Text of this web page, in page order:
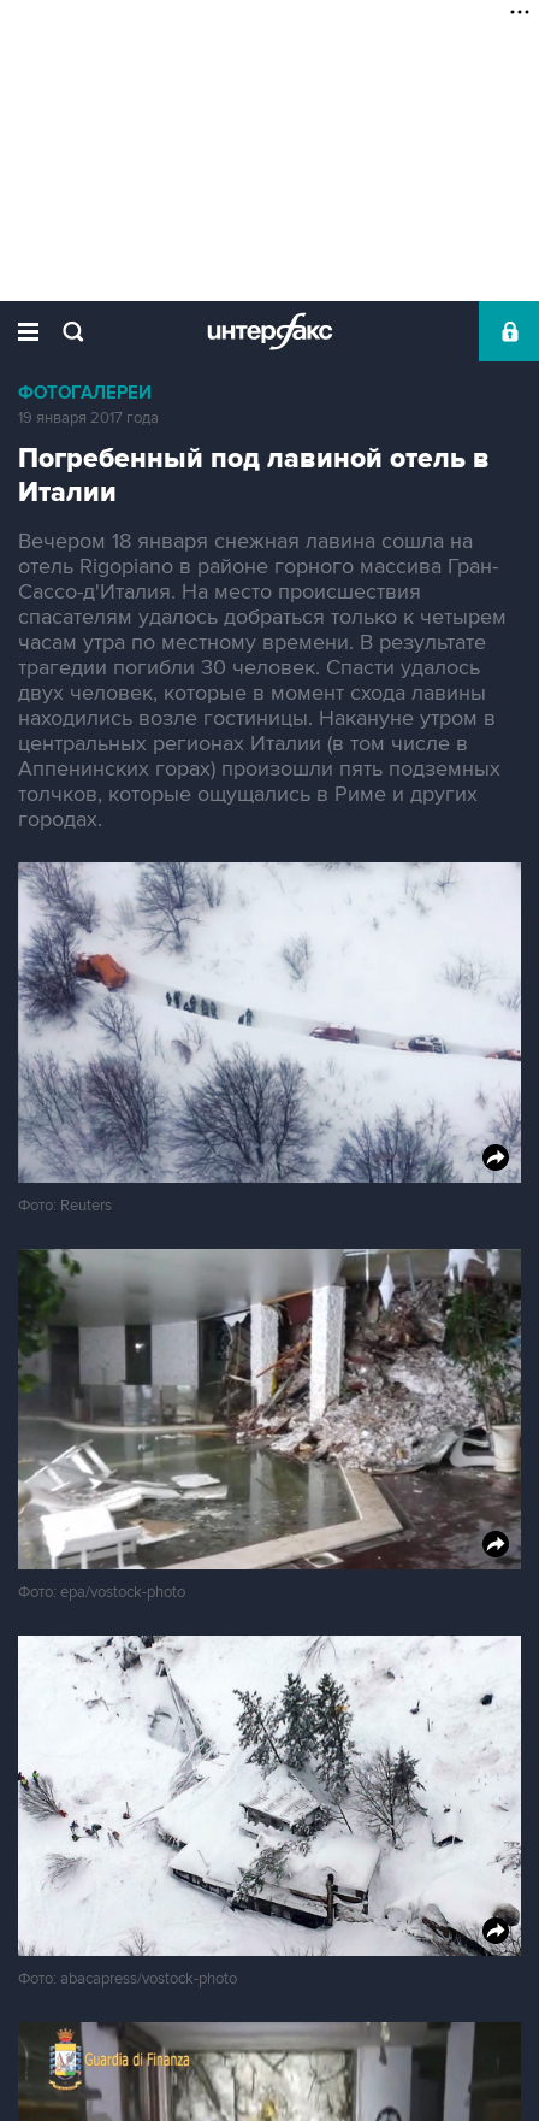
ФОТОГАЛЕРЕИ
19 января 2017 года
Погребенный под лавиной отель в
Италии
Вечером 18 января снежная лавина сошла на
отель Rigopiano в районе горного массива Гран-
Сассо-д'Италия. На место происшествия
спасателям удалось добраться только к четырем
часам утра по местному времени. В результате
трагедии погибли 30 человек. Спасти удалось
двух человек, которые в момент схода лавины
находились возле гостиницы. Накануне утром в
центральных регионах Италии (в том числе в
Аппенинских горах) произошли пять подземных
толчков, которые ощущались в Риме и других
городах.
Фото: Reuters
Фото: epa/vostock-photo
Фото: abacapress/vostock-photo